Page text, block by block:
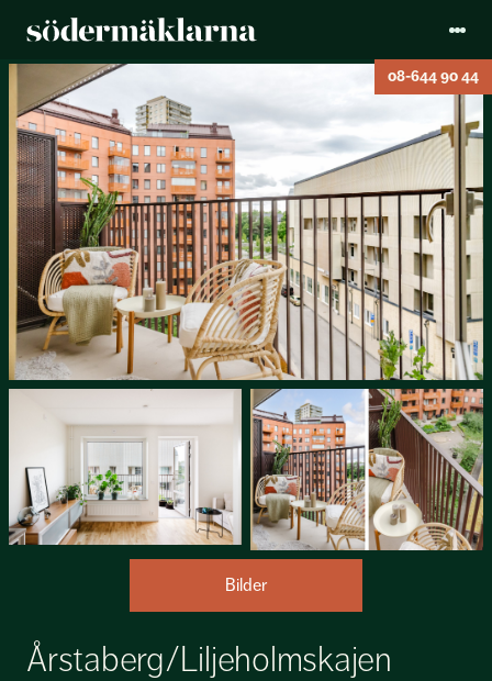
08-644 90 44
Bilder
Årstaberg/Liljeholmskajen